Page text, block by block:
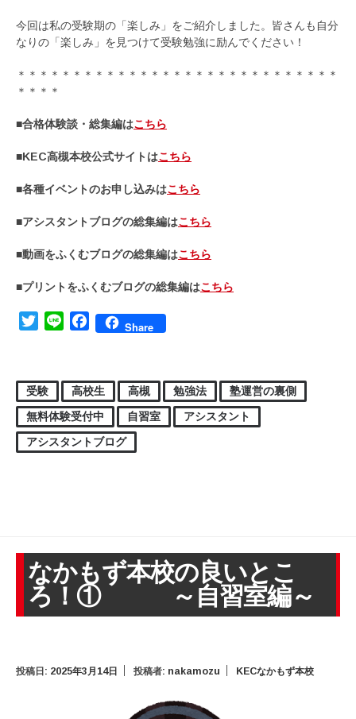
今回は私の受験期の「楽しみ」をご紹介しました。皆さんも自分
なりの「楽しみ」を見つけて受験勉強に励んでください！
＊＊＊＊＊＊＊＊＊＊＊＊＊＊＊＊＊＊＊＊＊＊＊＊＊＊＊＊＊
＊＊＊＊
■合格体験談・総集編はこちら
■KEC高槻本校公式サイトはこちら
■各種イベントのお申し込みはこちら
■アシスタントブログの総集編はこちら
■動画をふくむブログの総集編はこちら
■プリントをふくむブログの総集編はこちら
TwitterLine FacebookShare
受験 高校生 高槻 勉強法
塾運営の裏側
無料体験受付中
自習室
アシスタント
アシスタントブログ
なかもず本校の良いとこ
ろ！① ～自習室編～
投稿日: 2025年3月14日 投稿者: nakamozu KECなかもず本校